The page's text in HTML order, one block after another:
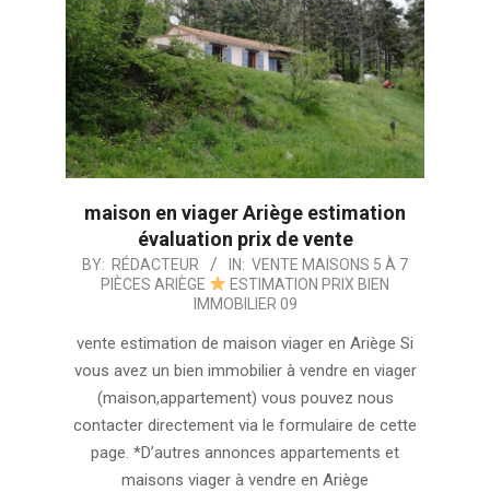
maison en viager Ariège estimation
évaluation prix de vente
2024-
BY: RÉDACTEUR IN: VENTE MAISONS 5 À 7
PIÈCES ARIÈGE
ESTIMATION PRIX BIEN
IMMOBILIER 09
vente estimation de maison viager en Ariège Si
vous avez un bien immobilier à vendre en viager
(maison,appartement) vous pouvez nous
contacter directement via le formulaire de cette
page. *D’autres annonces appartements et
maisons viager à vendre en Ariège